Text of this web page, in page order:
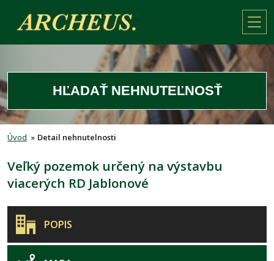
HĽADAŤ NEHNUTEĽNOSŤ
Úvod » Detail nehnutelnosti
Veľký pozemok určený na výstavbu
viacerých RD Jablonové
POPIS